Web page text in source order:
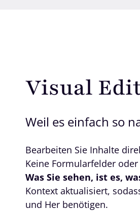
Visual
Weil es einfach so
Bearbeiten Sie Inhalte
Keine Formularfelder
Was Sie sehen, ist es,
Kontext aktualisiert,
und Her benötigen.